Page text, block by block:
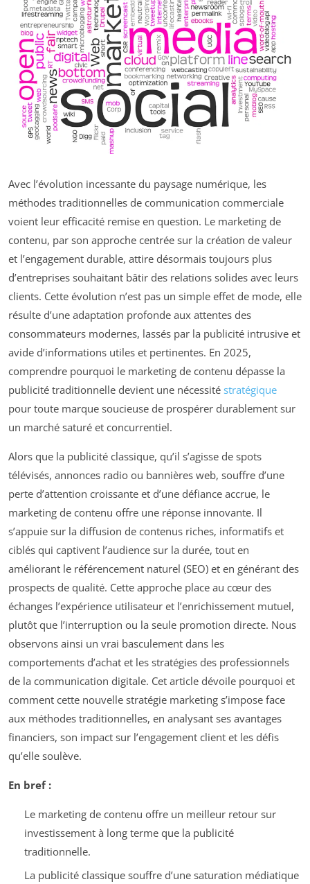
Avec l’évolution incessante du paysage numérique, les
méthodes traditionnelles de communication commerciale
voient leur efficacité remise en question. Le marketing de
contenu, par son approche centrée sur la création de valeur
et l’engagement durable, attire désormais toujours plus
d’entreprises souhaitant bâtir des relations solides avec leurs
clients. Cette évolution n’est pas un simple effet de mode, elle
résulte d’une adaptation profonde aux attentes des
consommateurs modernes, lassés par la publicité intrusive et
avide d’informations utiles et pertinentes. En 2025,
comprendre pourquoi le marketing de contenu dépasse la
publicité traditionnelle devient une nécessité stratégique
pour toute marque soucieuse de prospérer durablement sur
un marché saturé et concurrentiel.
Alors que la publicité classique, qu’il s’agisse de spots
télévisés, annonces radio ou bannières web, souffre d’une
perte d’attention croissante et d’une défiance accrue, le
marketing de contenu offre une réponse innovante. Il
s’appuie sur la diffusion de contenus riches, informatifs et
ciblés qui captivent l’audience sur la durée, tout en
améliorant le référencement naturel (SEO) et en générant des
prospects de qualité. Cette approche place au cœur des
échanges l’expérience utilisateur et l’enrichissement mutuel,
plutôt que l’interruption ou la seule promotion directe. Nous
observons ainsi un vrai basculement dans les
comportements d’achat et les stratégies des professionnels
de la communication digitale. Cet article dévoile pourquoi et
comment cette nouvelle stratégie marketing s’impose face
aux méthodes traditionnelles, en analysant ses avantages
financiers, son impact sur l’engagement client et les défis
qu’elle soulève.
En bref :
Le marketing de contenu offre un meilleur retour sur
investissement à long terme que la publicité
traditionnelle.
La publicité classique souffre d’une saturation médiatique